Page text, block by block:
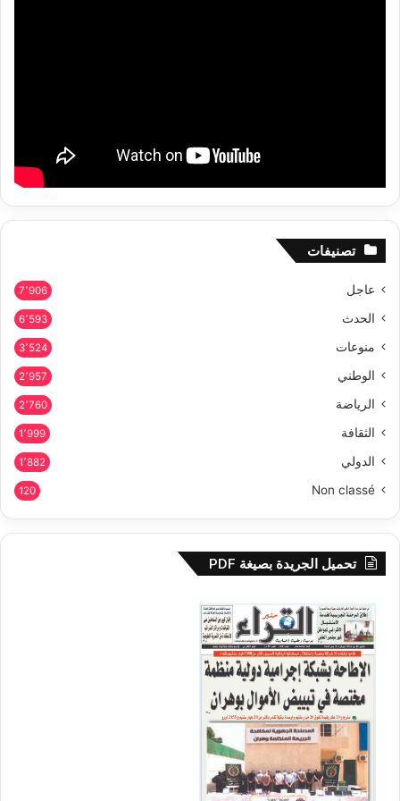
تصنيفات
عاجل 7٬906
الحدث 6٬593
منوعات 3٬524
الوطني 2٬957
الرياضة 2٬760
الثقافة 1٬999
الدولي 1٬882
Non classé
120
تحميل الجريدة بصيغة PDF